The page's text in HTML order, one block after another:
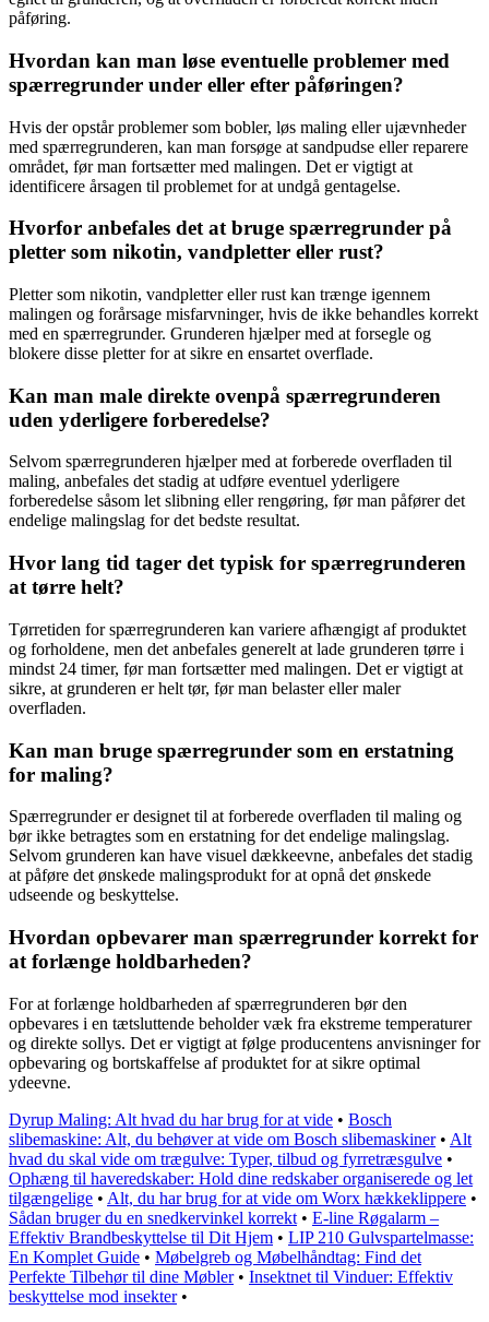
påføring.
Hvordan kan man løse eventuelle problemer med
spærregrunder under eller efter påføringen?
Hvis der opstår problemer som bobler, løs maling eller ujævnheder
med spærregrunderen, kan man forsøge at sandpudse eller reparere
området, før man fortsætter med malingen. Det er vigtigt at
identificere årsagen til problemet for at undgå gentagelse.
Hvorfor anbefales det at bruge spærregrunder på
pletter som nikotin, vandpletter eller rust?
Pletter som nikotin, vandpletter eller rust kan trænge igennem
malingen og forårsage misfarvninger, hvis de ikke behandles korrekt
med en spærregrunder. Grunderen hjælper med at forsegle og
blokere disse pletter for at sikre en ensartet overflade.
Kan man male direkte ovenpå spærregrunderen
uden yderligere forberedelse?
Selvom spærregrunderen hjælper med at forberede overfladen til
maling, anbefales det stadig at udføre eventuel yderligere
forberedelse såsom let slibning eller rengøring, før man påfører det
endelige malingslag for det bedste resultat.
Hvor lang tid tager det typisk for spærregrunderen
at tørre helt?
Tørretiden for spærregrunderen kan variere afhængigt af produktet
og forholdene, men det anbefales generelt at lade grunderen tørre i
mindst 24 timer, før man fortsætter med malingen. Det er vigtigt at
sikre, at grunderen er helt tør, før man belaster eller maler
overfladen.
Kan man bruge spærregrunder som en erstatning
for maling?
Spærregrunder er designet til at forberede overfladen til maling og
bør ikke betragtes som en erstatning for det endelige malingslag.
Selvom grunderen kan have visuel dækkeevne, anbefales det stadig
at påføre det ønskede malingsprodukt for at opnå det ønskede
udseende og beskyttelse.
Hvordan opbevarer man spærregrunder korrekt for
at forlænge holdbarheden?
For at forlænge holdbarheden af spærregrunderen bør den
opbevares i en tætsluttende beholder væk fra ekstreme temperaturer
og direkte sollys. Det er vigtigt at følge producentens anvisninger for
opbevaring og bortskaffelse af produktet for at sikre optimal
ydeevne.
Dyrup Maling: Alt hvad du har brug for at vide • Bosch
slibemaskine: Alt, du behøver at vide om Bosch slibemaskiner• Alt
hvad du skal vide om trægulve: Typer, tilbud og fyrretræsgulve •
Ophæng til haveredskaber: Hold dine redskaber organiserede og let
tilgængelige • Alt, du har brug for at vide om Worx hækkeklippere •
Sådan bruger du en snedkervinkel korrekt • E-line Røgalarm –
Effektiv Brandbeskyttelse til Dit Hjem • LIP 210 Gulvspartelmasse:
En Komplet Guide • Møbelgreb og Møbelhåndtag: Find det
Perfekte Tilbehør til dine Møbler• Insektnet til Vinduer: Effektiv
beskyttelse mod insekter•